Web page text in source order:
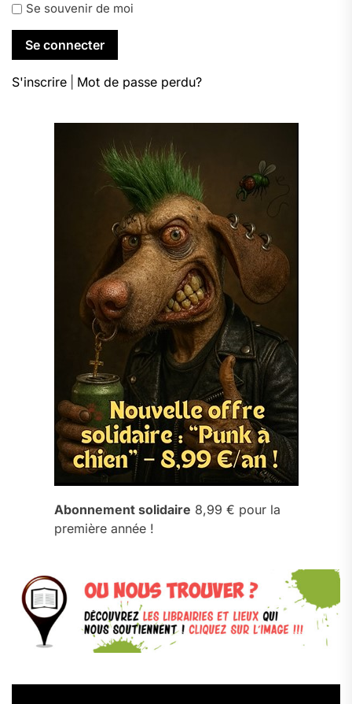
Se souvenir de moi
S'inscrire Mot de passe perdu?
Abonnement solidaire 8,99 € pour la
première année !